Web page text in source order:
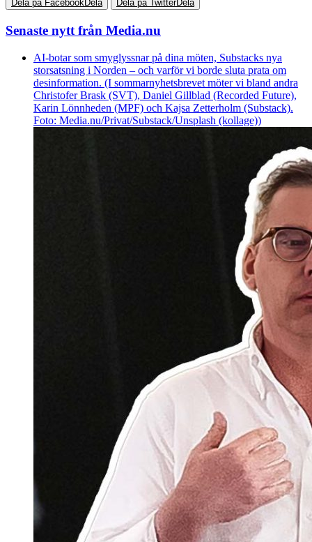
Dela på FacebookDela Dela på TwitterDela
Senaste nytt från Media.nu
AI-botar som smyglyssnar på dina möten, Substacks nya
storsatsning i Norden – och varför vi borde sluta prata om
desinformation. (I sommarnyhetsbrevet möter vi bland andra
Christofer Brask (SVT), Daniel Gillblad (Recorded Future),
Karin Lönnheden (MPF) och Kajsa Zetterholm (Substack).
Foto: Media.nu/Privat/Substack/Unsplash (kollage))